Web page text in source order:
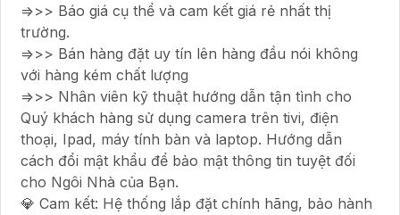
=>>> Báo giá cụ thể và cam kết giá rẻ nhất thị
trường.
=>>> Bán hàng đặt uy tín lên hàng đầu nói không
với hàng kém chất lượng
=>>> Nhân viên kỹ thuật hướng dẫn tận tình cho
Quý khách hàng sử dụng camera trên tivi, điện
thoại, Ipad, máy tính bàn và laptop. Hướng dẫn
cách đổi mật khẩu để bảo mật thông tin tuyệt đối
cho Ngôi Nhà của Bạn.
💎 Cam kết: Hệ thống lắp đặt chính hãng, bảo hành